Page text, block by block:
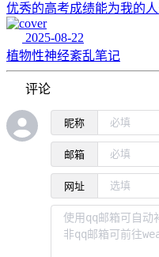
优秀的高考成绩能为我的人
2025-08-22
植物性神经紊乱笔记
评论
昵称
邮箱
网址